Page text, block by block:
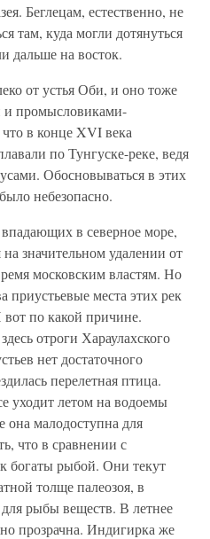
Беглецам, естественно, не
там, куда могли дотянуться
дальше на восток.
от устья Оби, и оно тоже
и промысловиками-
в конце XVI века
по Тунгуске-реке, ведя
Обосновываться в этих
небезопасно.
в северное море,
значительном удалении от
московским властям. Но
приустьевые места этих рек
по какой причине.
отроги Хараулахского
нет достаточного
перелетная птица.
уходит летом на водоемы
малодоступна для
что в сравнении с
богаты рыбой. Они текут
толще палеозоя, в
рыбы веществ. В летнее
прозрачна. Индигирка же